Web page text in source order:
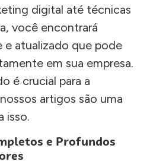
digital até técnicas
você encontrará
atualizado que pode
em sua empresa.
é crucial para a
artigos são uma
isso.
e Profundos